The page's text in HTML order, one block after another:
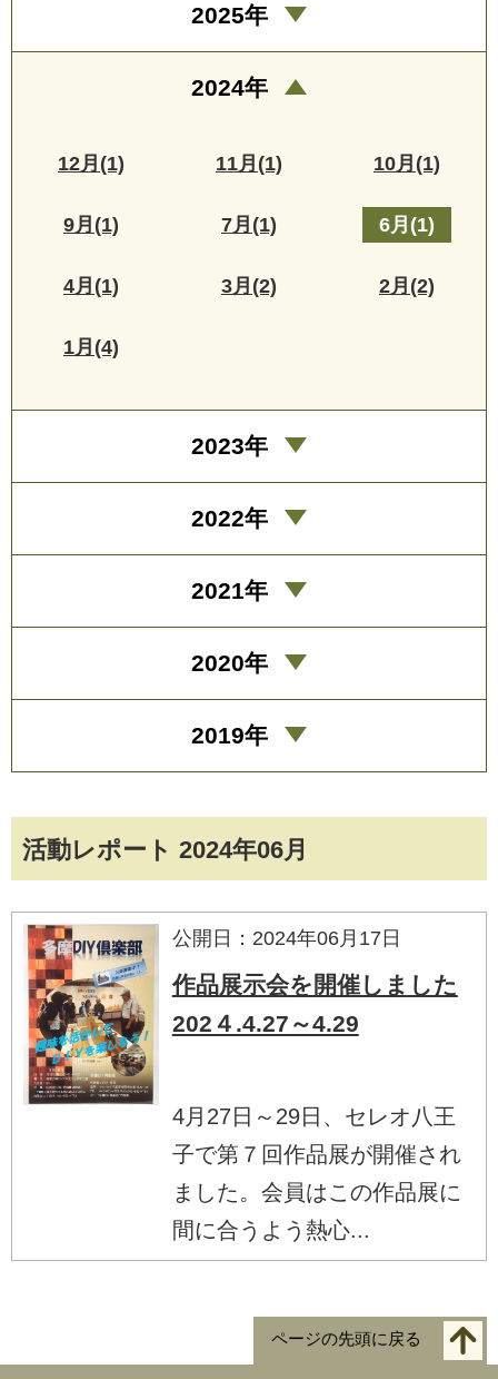
活動レポート 2024年06月
公開日：2024年06月17日
作品展示会を開催しました
202４.4.27～4.29
4月27日～29日、セレオ八王
子で第７回作品展が開催され
ました。会員はこの作品展に
間に合うよう熱心...
2025年
2024年
12月(1) 11月(1) 10月(1)
9月(1) 7月(1) 6月(1)
4月(1) 3月(2) 2月(2)
1月(4)
2023年
2022年
2021年
2020年
2019年
ページの先頭に戻る